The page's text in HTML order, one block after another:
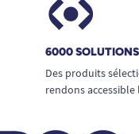
6000
Des produits
rendons